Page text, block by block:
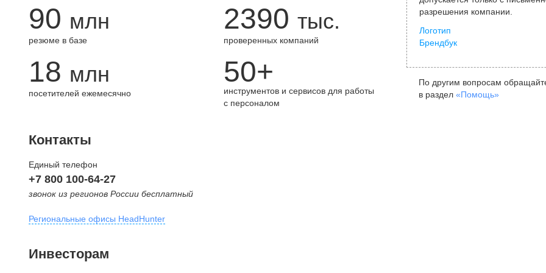
90 млн
резюме в базе
2390 тыс.
проверенных компаний
18 млн
посетителей ежемесячно
50+
инструментов и сервисов для работы
с персоналом
разрешения компании.
Логотип
Брендбук
По другим вопросам
в раздел «Помощь»
Контакты
Единый телефон
+7 800 100-64-27
звонок из регионов России бесплатный
Региональные офисы HeadHunter
внутригородская территория
Инвесторам